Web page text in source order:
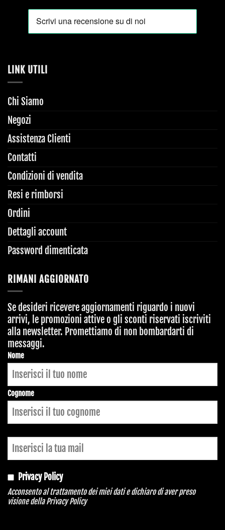
LINK UTILI
Chi Siamo
Negozi
Assistenza Clienti
Contatti
Condizioni di vendita
Resi e rimborsi
Ordini
Dettagli account
Password dimenticata
RIMANI AGGIORNATO
Se desideri ricevere aggiornamenti riguardo i nuovi
arrivi, le promozioni attive o gli sconti riservati iscriviti
alla newsletter. Promettiamo di non bombardarti di
messaggi.
Business
Email *
Nome
Cognome
Privacy Policy
Acconsento al trattamento dei miei dati e dichiaro di aver preso
visione dellaPrivacy Policy